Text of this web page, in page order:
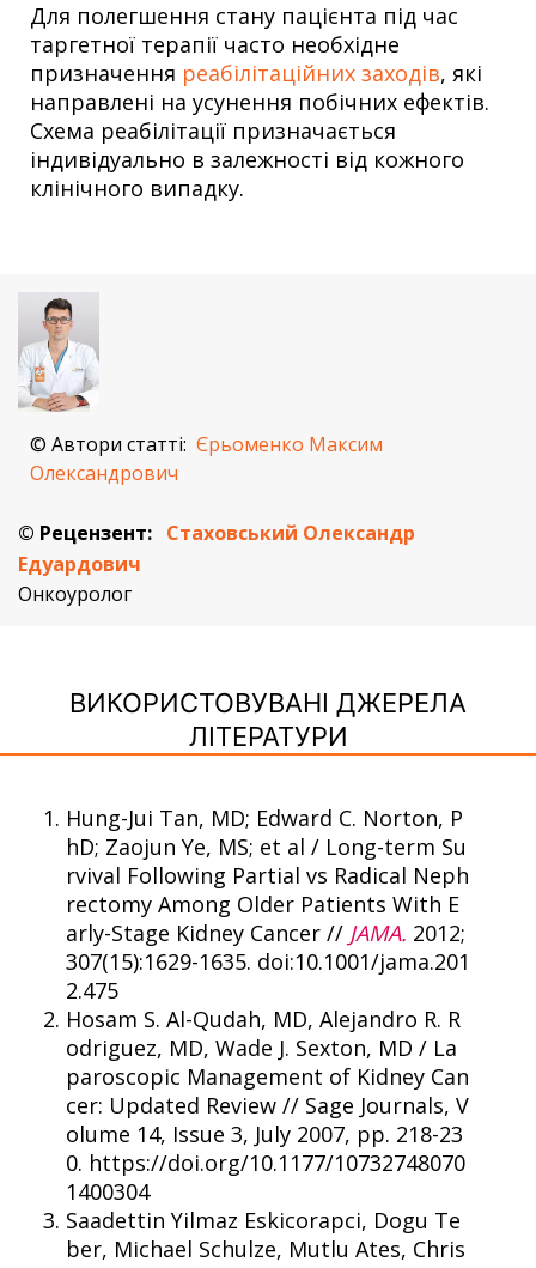
Для полегшення стану пацієнта під час
таргетної терапії часто необхідне
призначення реабілітаційних заходів, які
направлені на усунення побічних ефектів.
Схема реабілітації призначається
індивідуально в залежності від кожного
клінічного випадку.
© Автори статті: Єрьоменко Максим
Олександрович
© Рецензент: Стаховський Олександр
Едуардович
Онкоуролог
ВИКОРИСТОВУВАНІ ДЖЕРЕЛА
ЛІТЕРАТУРИ
Hung-Jui Tan, MD; Edward C. Norton, P
hD; Zaojun Ye, MS; et al / Long-term Su
rvival Following Partial vs Radical Neph
rectomy Among Older Patients With E
arly-Stage Kidney Cancer // JAMA. 2012;
307(15):1629-1635. doi:10.1001/jama.201
2.475
Hosam S. Al-Qudah, MD, Alejandro R. R
odriguez, MD, Wade J. Sexton, MD / La
paroscopic Management of Kidney Can
cer: Updated Review // Sage Journals, V
olume 14, Issue 3, July 2007, pp. 218-23
0. https://doi.org/10.1177/10732748070
1400304
Saadettin Yilmaz Eskicorapci, Dogu Te
ber, Michael Schulze, Mutlu Ates, Chris